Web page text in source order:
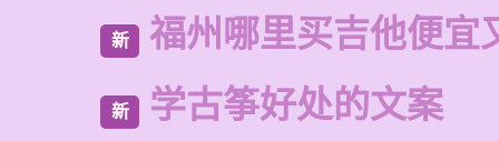
新 福州哪里买吉他便宜
新 学古筝好处的文案